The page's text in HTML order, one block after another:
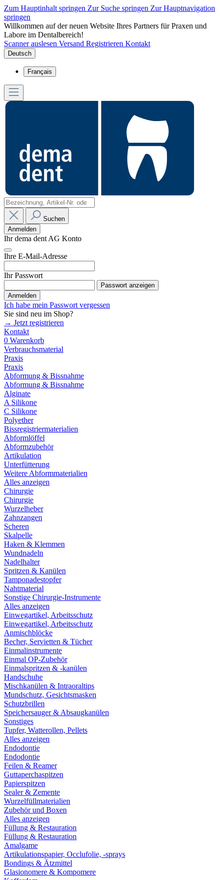
Zum Hauptinhalt springen Zur Suche springen Zur Hauptnavigation
springen
Willkommen auf der neuen Website Ihres Partners für Praxen und
Labore im Dentalbereich!
Scanner auslesen Versand Registrieren Kontakt
Deutsch
Français
Suchen
Anmelden
Ihr dema dent AG Konto
Ihre E-Mail-Adresse
Ihr Passwort
Passwort anzeigen
Anmelden
Ich habe mein Passwort vergessen
Sie sind neu im Shop?
→ Jetzt registrieren
Kontakt
0 Warenkorb
Verbrauchsmaterial
Praxis
Praxis
Abformung & Bissnahme
Abformung & Bissnahme
Alginate
A Silikone
C Silikone
Polyether
Bissregistriermaterialien
Abformlöffel
Abformzubehör
Artikulation
Unterfütterung
Weitere Abformmaterialien
Alles anzeigen
Chirurgie
Chirurgie
Wurzelheber
Zahnzangen
Scheren
Skalpelle
Haken & Klemmen
Wundnadeln
Nadelhalter
Spritzen & Kanülen
Tamponadestopfer
Nahtmaterial
Sonstige Chirurgie-Instrumente
Alles anzeigen
Einwegartikel, Arbeitsschutz
Einwegartikel, Arbeitsschutz
Anmischblöcke
Becher, Servietten & Tücher
Einmalinstrumente
Einmal OP-Zubehör
Einmalspritzen & -kanülen
Handschuhe
Mischkanülen & Intraoraltips
Mundschutz, Gesichtsmasken
Schutzbrillen
Speichersauger & Absaugkanülen
Sonstiges
Tupfer, Watterollen, Pellets
Alles anzeigen
Endodontie
Endodontie
Feilen & Reamer
Guttaperchaspitzen
Papierspitzen
Sealer & Zemente
Wurzelfüllmaterialien
Zubehör und Boxen
Alles anzeigen
Füllung & Restauration
Füllung & Restauration
Amalgame
Artikulationspapier, Occlufolie, -sprays
Bondings & Ätzmittel
Glasionomere & Kompomere